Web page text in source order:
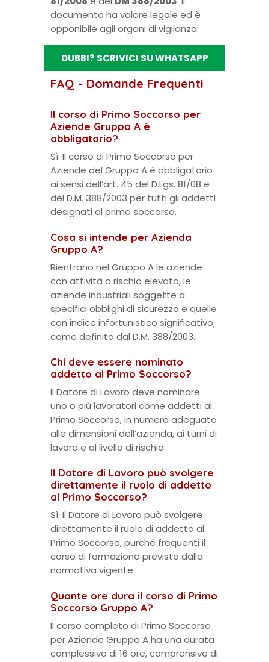
documento ha valore legale ed è
opponibile agli organi di vigilanza.
DUBBI? SCRIVICI SU WHATSAPP
FAQ - Domande Frequenti
Il corso di Primo Soccorso per
Aziende Gruppo A è
obbligatorio?
Sì. Il corso di Primo Soccorso per
Aziende del Gruppo A è obbligatorio
ai sensi dell’art. 45 del D.Lgs. 81/08 e
del D.M. 388/2003 per tutti gli addetti
designati al primo soccorso.
Cosa si intende per Azienda
Gruppo A?
Rientrano nel Gruppo A le aziende
con attività a rischio elevato, le
aziende industriali soggette a
specifici obblighi di sicurezza e quelle
con indice infortunistico significativo,
come definito dal D.M. 388/2003.
Chi deve essere nominato
addetto al Primo Soccorso?
Il Datore di Lavoro deve nominare
uno o più lavoratori come addetti al
Primo Soccorso, in numero adeguato
alle dimensioni dell’azienda, ai turni di
lavoro e al livello di rischio.
Il Datore di Lavoro può svolgere
direttamente il ruolo di addetto
al Primo Soccorso?
Sì. Il Datore di Lavoro può svolgere
direttamente il ruolo di addetto al
Primo Soccorso, purché frequenti il
corso di formazione previsto dalla
normativa vigente.
Quante ore dura il corso di Primo
Soccorso Gruppo A?
Il corso completo di Primo Soccorso
per Aziende Gruppo A ha una durata
complessiva di 16 ore, comprensive di